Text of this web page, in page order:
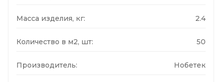
Масса изделия, кг: 2.4
Количество в м2, шт: 50
Производитель: Нобетек